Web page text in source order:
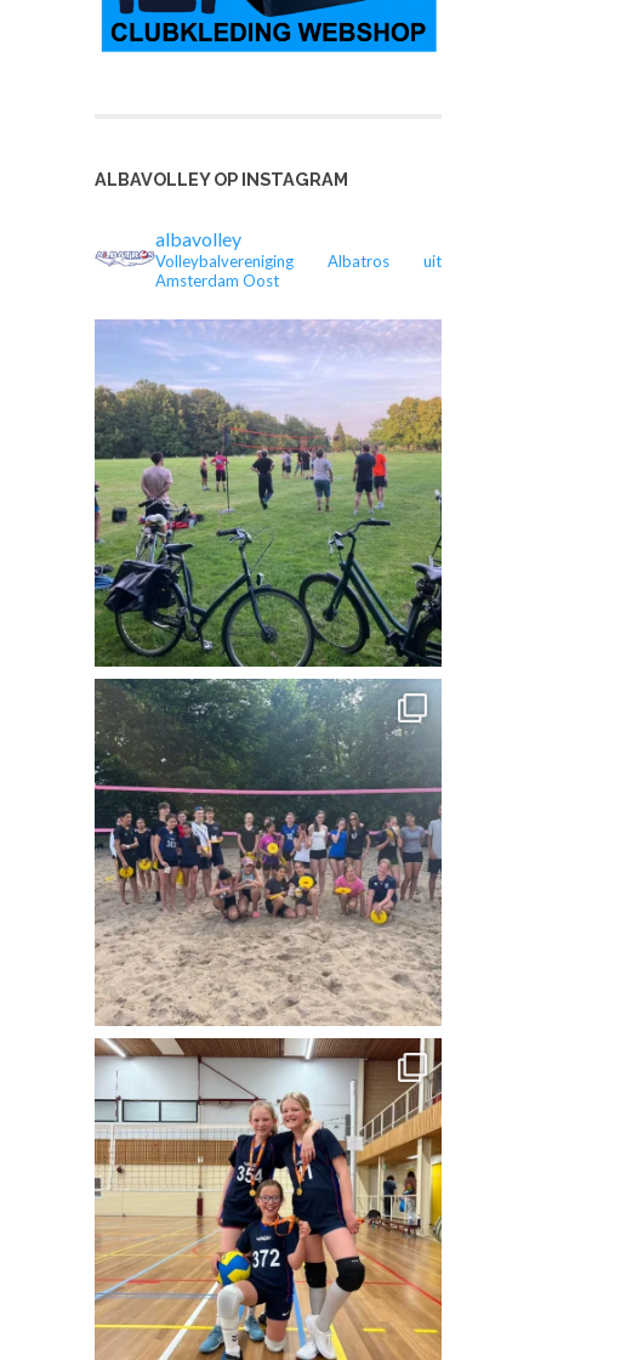
Heren 5 kampioen en
weer terug in de 4e
klasse
Eveline stopt na 36
jaar met spelen
maar nu in de tweede
ALBAVOLLEY OP INSTAGRAM
albavolley
Volleybalvereniging Albatros uit
Amsterdam Oost